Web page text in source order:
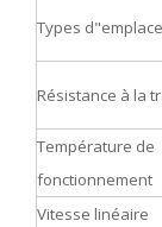
Types
Résistance à la
Température de
fonctionnement
Vitesse linéaire